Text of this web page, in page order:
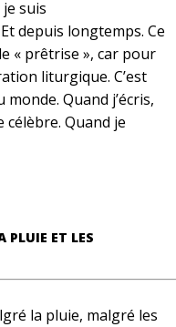
suis
depuis longtemps. Ce
« prêtrise », car pour
liturgique. C’est
Quand j’écris,
célèbre. Quand je
PLUIE ET LES
la pluie, malgré les